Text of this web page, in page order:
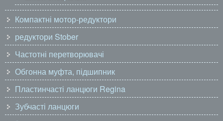
Компактні мотор-редуктори
редуктори Stober
Частотні перетворювачі
Обгонна муфта, підшипник
Пластинчасті ланцюги Regina
Зубчасті ланцюги